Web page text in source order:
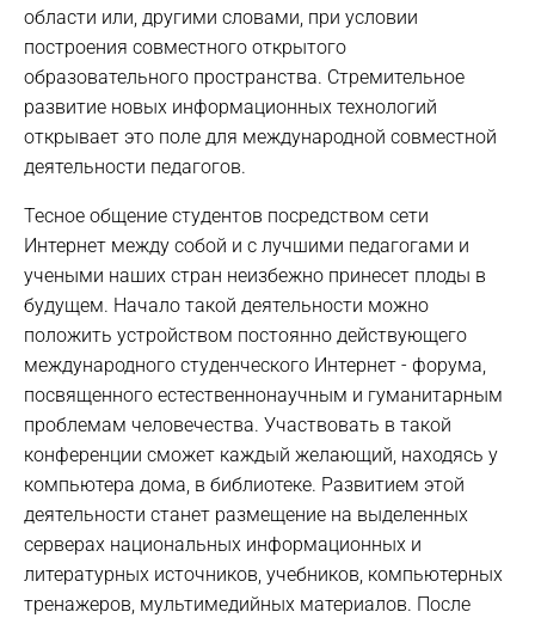
области или, другими словами, при условии
построения совместного открытого
образовательного пространства. Стремительное
развитие новых информационных технологий
открывает это поле для международной совместной
деятельности педагогов.
Тесное общение студентов посредством сети
Интернет между собой и с лучшими педагогами и
учеными наших стран неизбежно принесет плоды в
будущем. Начало такой деятельности можно
положить устройством постоянно действующего
международного студенческого Интернет - форума,
посвященного естественнонаучным и гуманитарным
проблемам человечества. Участвовать в такой
конференции сможет каждый желающий, находясь у
компьютера дома, в библиотеке. Развитием этой
деятельности станет размещение на выделенных
серверах национальных информационных и
литературных источников, учебников, компьютерных
тренажеров, мультимедийных материалов. После